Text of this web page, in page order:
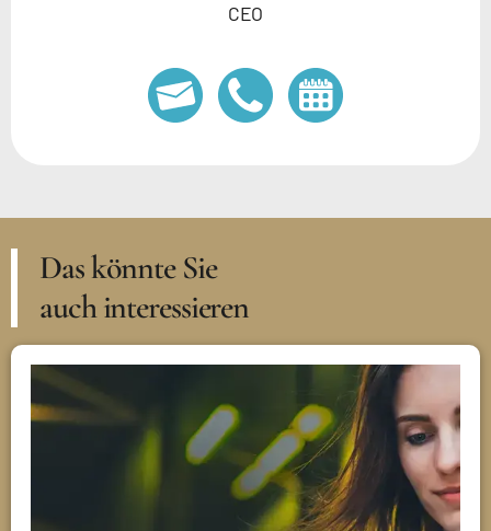
CEO
Das könnte Sie
auch interessieren